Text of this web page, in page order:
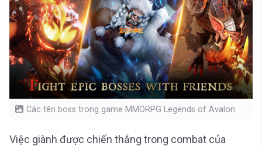
Các tên boss trong game MMORPG Legends of Avalon
Việc giành được chiến thắng trong combat của